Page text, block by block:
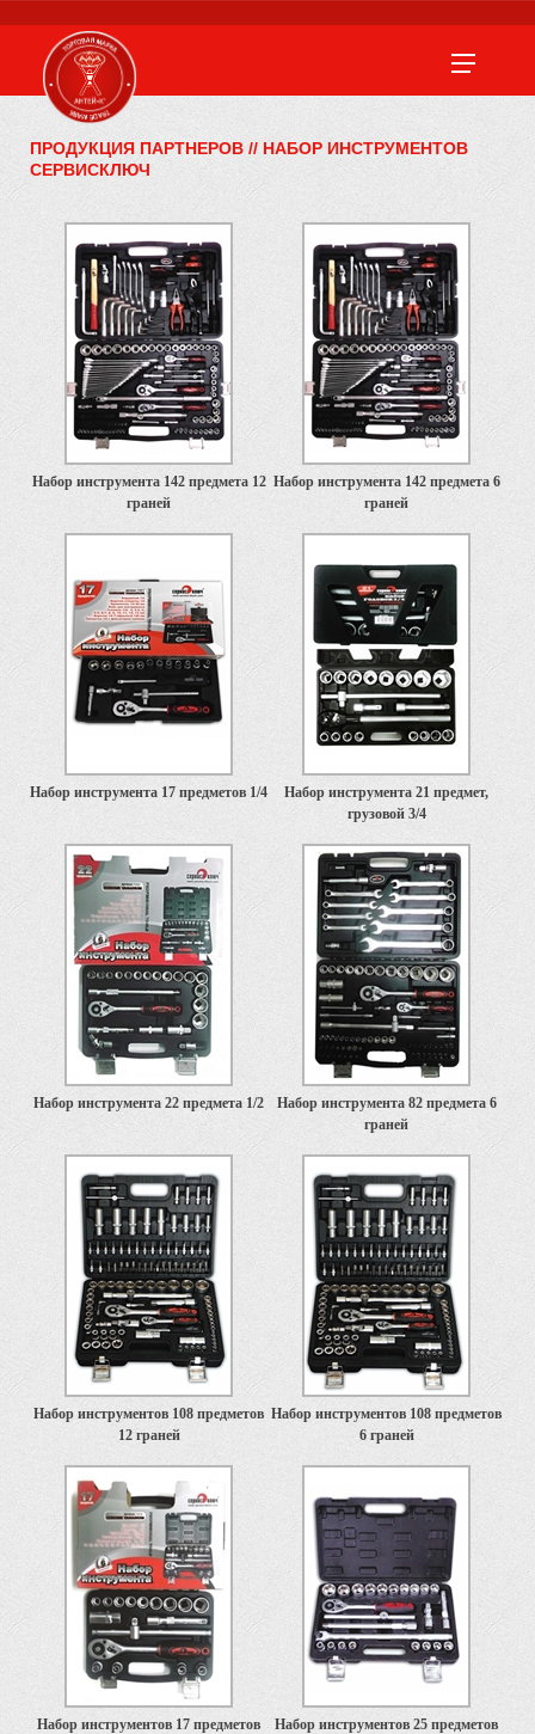
ПРОДУКЦИЯ ПАРТНЕРОВ // НАБОР ИНСТРУМЕНТОВ
СЕРВИСКЛЮЧ
Набор инструмента 142 предмета 12
граней
Набор инструмента 142 предмета 6
граней
Набор инструмента 17 предметов 1/4
Набор инструмента 21 предмет,
грузовой 3/4
Набор инструмента 22 предмета 1/2
Набор инструмента 82 предмета 6
граней
Набор инструментов 108 предметов
12 граней
Набор инструментов 108 предметов
6 граней
Набор инструментов 17 предметов
Набор инструментов 25 предметов